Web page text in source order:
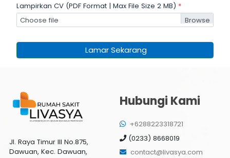
Lampirkan CV (PDF Format | Max File Size 2 MB) *
Choose file
Lamar Sekarang
Jl. Raya Timur III No.875,
Dawuan, Kec. Dawuan,
Hubungi Kami
+6288223318721
(0233) 8668019
contact@livasya.com